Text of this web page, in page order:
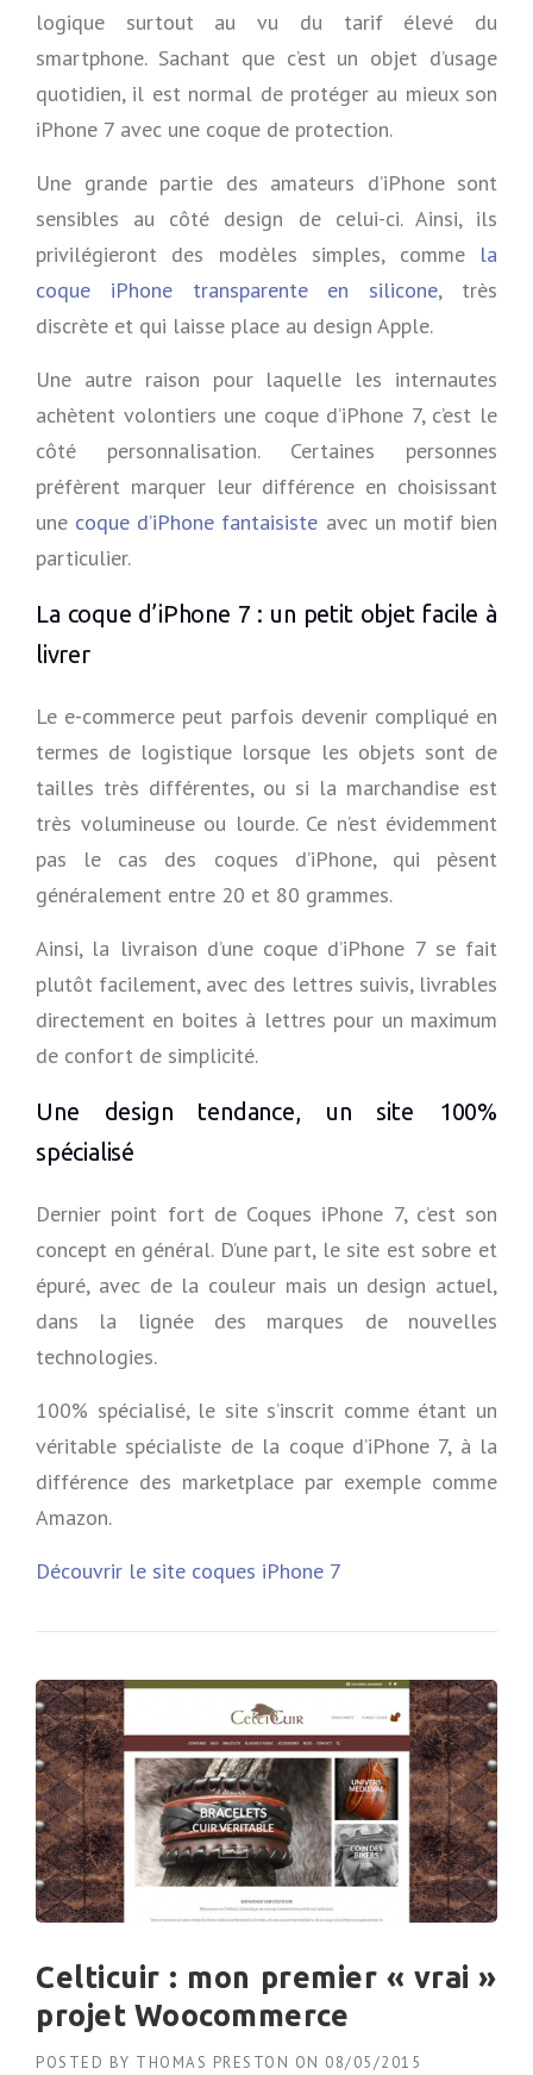
logique surtout au vu du tarif élevé du
smartphone. Sachant que c’est un objet d’usage
quotidien, il est normal de protéger au mieux son
iPhone 7 avec une coque de protection.
Une grande partie des amateurs d’iPhone sont
sensibles au côté design de celui-ci. Ainsi, ils
privilégieront des modèles simples, comme la
coque iPhone transparente en silicone, très
discrète et qui laisse place au design Apple.
Une autre raison pour laquelle les internautes
achètent volontiers une coque d’iPhone 7, c’est le
côté personnalisation. Certaines personnes
préfèrent marquer leur différence en choisissant
une coque d’iPhone fantaisiste avec un motif bien
particulier.
La coque d’iPhone 7 : un petit objet facile à
livrer
Le e-commerce peut parfois devenir compliqué en
termes de logistique lorsque les objets sont de
tailles très différentes, ou si la marchandise est
très volumineuse ou lourde. Ce n’est évidemment
pas le cas des coques d’iPhone, qui pèsent
généralement entre 20 et 80 grammes.
Ainsi, la livraison d’une coque d’iPhone 7 se fait
plutôt facilement, avec des lettres suivis, livrables
directement en boites à lettres pour un maximum
de confort de simplicité.
Une design tendance, un site 100%
spécialisé
Dernier point fort de Coques iPhone 7, c’est son
concept en général. D’une part, le site est sobre et
épuré, avec de la couleur mais un design actuel,
dans la lignée des marques de nouvelles
technologies.
100% spécialisé, le site s’inscrit comme étant un
véritable spécialiste de la coque d’iPhone 7, à la
différence des marketplace par exemple comme
Amazon.
Découvrir le site coques iPhone 7
Celticuir : mon premier « vrai »
projet Woocommerce
POSTED BY THOMAS PRESTON ON 08/05/2015